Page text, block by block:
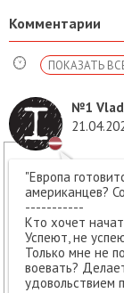
Комментарии
ПОКАЗАТЬ
№1
"Европа
американцев?
-----------
Кто хочет
Успеют, не
Только мне не
воевать?
удовольствием